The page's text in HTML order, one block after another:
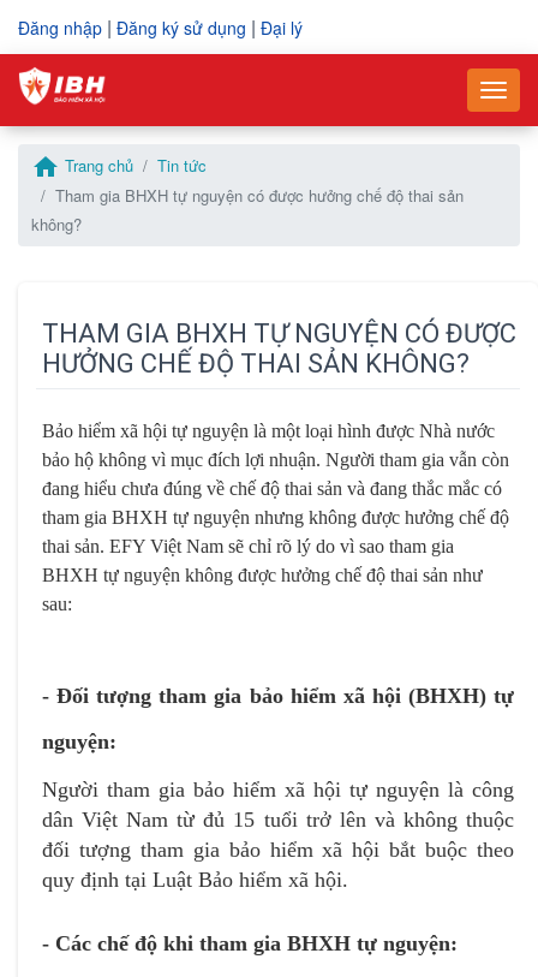
Đăng nhập | Đăng ký sử dụng | Đại lý
home Trang chủ
Tin tức
Tham gia BHXH tự nguyện có được hưởng chế độ thai sản
không?
THAM GIA BHXH TỰ NGUYỆN CÓ ĐƯỢC
HƯỞNG CHẾ ĐỘ THAI SẢN KHÔNG?
Bảo hiểm xã hội tự nguyện là một loại hình được Nhà nước
bảo hộ không vì mục đích lợi nhuận. Người tham gia vẫn còn
đang hiểu chưa đúng về chế độ thai sản và đang thắc mắc có
tham gia BHXH tự nguyện nhưng không được hưởng chế độ
thai sản. EFY Việt Nam sẽ chỉ rõ lý do vì sao tham gia
BHXH tự nguyện không được hưởng chế độ thai sản như
sau:
- Đối tượng tham gia bảo hiểm xã hội (BHXH) tự
nguyện:
Người tham gia bảo hiểm xã hội tự nguyện là công
dân Việt Nam từ đủ 15 tuổi trở lên và không thuộc
đối tượng tham gia bảo hiểm xã hội bắt buộc theo
quy định tại Luật Bảo hiểm xã hội.
- Các chế độ khi tham gia BHXH tự nguyện:
–
Điền thông tin để gửi yêu cầu hỗ trợ
Mã số thuế
Số điện thoại *
*
Chọn dịch vụ cần hỗ trợ*
–
Vui lòng điền thông tin yêu cầu mua hàng
Mã số thuế
Họ và tên người liên hệ*
Số điện thoại*
Email*
Chọn sản phẩm/dịch vụ mua*